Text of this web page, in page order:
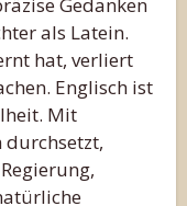
Gedanken
als Latein.
hat, verliert
Englisch ist
Mit
durchsetzt,